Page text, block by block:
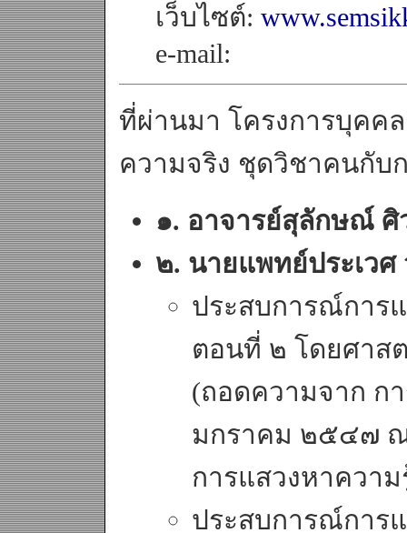
เว็บไซต์:
e-mail:
ที่ผ่านมา โครงการบุคค
ความจริง ชุดวิชาคนกับ
๑. อาจารย์สุลักษณ์ ศิ
๒. นายแพทย์ประเวศ
ประสบการณ์การ
ตอนที่ ๒ โดยศาส
(ถอดความจาก ก
มกราคม ๒๕๔๗
การแสวงหาควา
ประสบการณ์การ